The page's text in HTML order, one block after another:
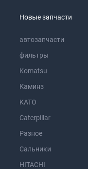
Новые запчасти
автозапчасти
фильтры
Komatsu
Каминз
KATO
Caterpillar
Разное
Сальники
HITACHI